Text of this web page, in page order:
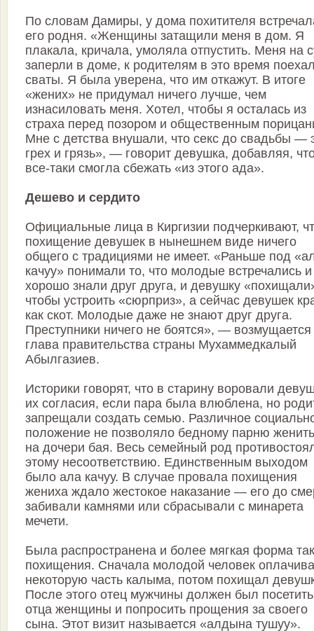
По словам Дамиры, у дома похитителя
его родня. «Женщины затащили меня в дом. Я
плакала, кричала, умоляла отпустить. Меня на
заперли в доме, к родителям в это время
сваты. Я была уверена, что им откажут. В итоге
«жених» не придумал ничего лучше, чем
изнасиловать меня. Хотел, чтобы я осталась из
страха перед позором и общественным
Мне с детства внушали, что секс до свадьбы —
грех и грязь», — говорит девушка, добавляя,
все-таки смогла сбежать «из этого ада».
Дешево и сердито
Официальные лица в Киргизии подчеркивают,
похищение девушек в нынешнем виде ничего
общего с традициями не имеет. «Раньше под
качуу» понимали то, что молодые встречались и
хорошо знали друг друга, и девушку
чтобы устроить «сюрприз», а сейчас девушек
как скот. Молодые даже не знают друг друга.
Преступники ничего не боятся», — возмущается
глава правительства страны Мухаммедкалый
Абылгазиев.
Историки говорят, что в старину воровали
их согласия, если пара была влюблена, но
запрещали создать семью. Различное
положение не позволяло бедному парню
на дочери бая. Весь семейный род
этому несоответствию. Единственным выходом
было ала качуу. В случае провала похищения
жениха ждало жестокое наказание — его до
забивали камнями или сбрасывали с минарета
мечети.
Была распространена и более мягкая форма
похищения. Сначала молодой человек
некоторую часть калыма, потом похищал
После этого отец мужчины должен был посетить
отца женщины и попросить прощения за своего
сына. Этот визит называется «алдына тушуу».